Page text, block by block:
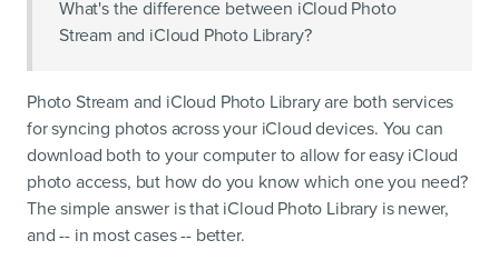
What's the difference between iCloud Photo
Stream and iCloud Photo Library?
Photo Stream and iCloud Photo Library are both services
for syncing photos across your iCloud devices. You can
download both to your computer to allow for easy iCloud
photo access, but how do you know which one you need?
The simple answer is that iCloud Photo Library is newer,
and -- in most cases -- better.